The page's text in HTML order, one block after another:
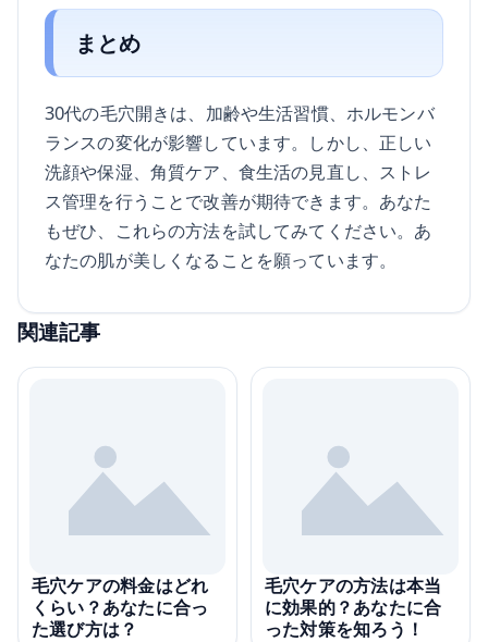
まとめ
30代の毛穴開きは、加齢や生活習慣、ホルモンバ
ランスの変化が影響しています。しかし、正しい
洗顔や保湿、角質ケア、食生活の見直し、ストレ
ス管理を行うことで改善が期待できます。あなた
もぜひ、これらの方法を試してみてください。あ
なたの肌が美しくなることを願っています。
関連記事
毛穴ケアの料金はどれ
くらい？あなたに合っ
た選び方は？
毛穴ケアの方法は本当
に効果的？あなたに合
った対策を知ろう！